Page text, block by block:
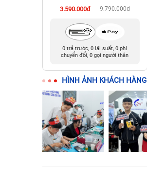
3.590.000đ 9.790.000đ
0 trả trước, 0 lãi suất, 0 phí
chuyển đổi, 0 gọi người thân
HÌNH ẢNH KHÁCH HÀNG